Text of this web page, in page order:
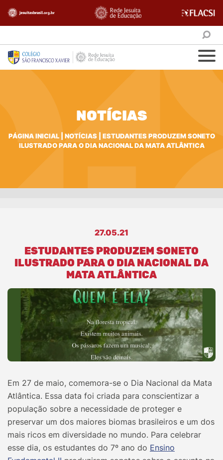
NOTÍCIAS
PÁGINA INICIAL| NOTÍCIAS| ESTUDANTES PRODUZEM SONETO
ILUSTRADO PARA O DIA NACIONAL DA MATA ATLÂNTICA
27.05.21
ESTUDANTES PRODUZEM SONETO
ILUSTRADO PARA O DIA NACIONAL DA
MATA ATLÂNTICA
Em 27 de maio, comemora-se o Dia Nacional da Mata
Atlântica. Essa data foi criada para conscientizar a
população sobre a necessidade de proteger e
preservar um dos maiores biomas brasileiros e um dos
mais ricos em diversidade no mundo. Para celebrar
esse dia, os estudantes do 7º ano do Ensino